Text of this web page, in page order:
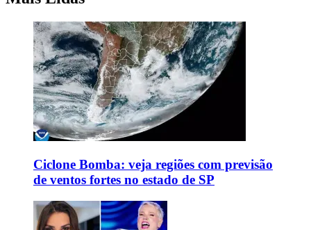
Ciclone Bomba: veja regiões com previsão
de ventos fortes no estado de SP